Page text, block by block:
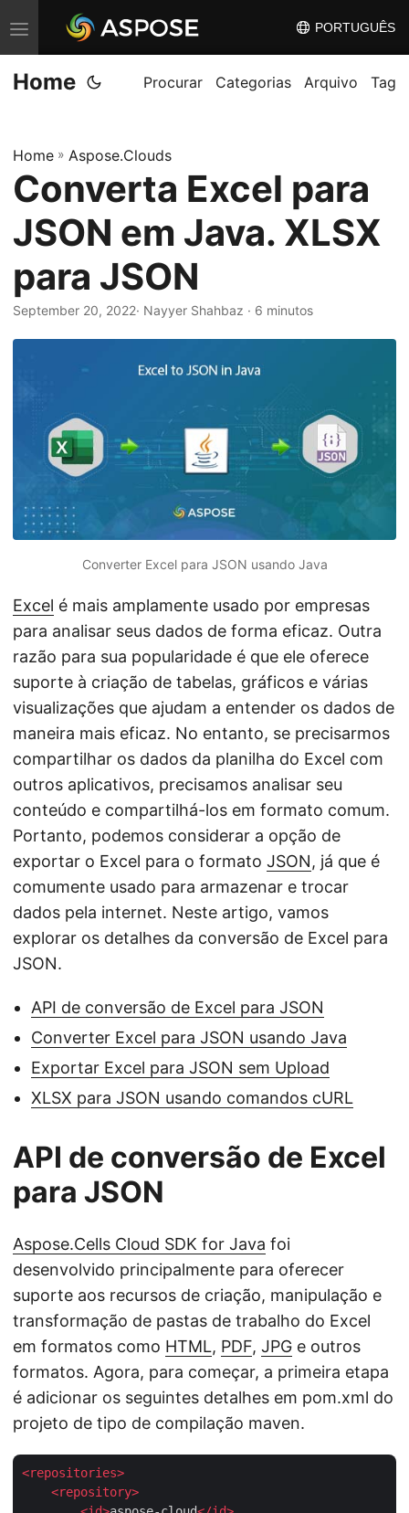
A
l
t
n
a
n
v
e
g
PORTUGUÊS
Home Procurar Categorias Arquivo Tag
Home » Aspose.Clouds
Converta Excel para
JSON em Java. XLSX
para JSON
September 20, 2022· Nayyer Shahbaz · 6 minutos
Converter Excel para JSON usando Java
Excel é mais amplamente usado por empresas
para analisar seus dados de forma eficaz. Outra
razão para sua popularidade é que ele oferece
suporte à criação de tabelas, gráficos e várias
visualizações que ajudam a entender os dados de
maneira mais eficaz. No entanto, se precisarmos
compartilhar os dados da planilha do Excel com
outros aplicativos, precisamos analisar seu
conteúdo e compartilhá-los em formato comum.
Portanto, podemos considerar a opção de
exportar o Excel para o formato JSON, já que é
comumente usado para armazenar e trocar
dados pela internet. Neste artigo, vamos
explorar os detalhes da conversão de Excel para
JSON.
API de conversão de Excel para JSON
Converter Excel para JSON usando Java
Exportar Excel para JSON sem Upload
XLSX para JSON usando comandos cURL
API de conversão de Excel
para JSON
Aspose.Cells Cloud SDK for Java foi
desenvolvido principalmente para oferecer
suporte aos recursos de criação, manipulação e
transformação de pastas de trabalho do Excel
em formatos como HTML, PDF, JPG e outros
formatos. Agora, para começar, a primeira etapa
é adicionar os seguintes detalhes em pom.xml do
projeto de tipo de compilação maven.
<repositories>
<repository>